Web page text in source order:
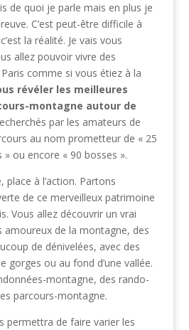
de quoi je parle mais en plus je
C’est peut-être difficile à
la réalité. Je vais vous
allez pouvoir vivre des
comme si vous étiez à la
révéler les meilleures
montagne autour de
par les amateurs de
au nom prometteur de « 25
» ou encore « 90 bosses ».
place à l’action. Partons
de ce merveilleux patrimoine
Vous allez découvrir un vrai
amoureux de la montagne, des
de dénivelées, avec des
gorges ou au fond d’une vallée.
montagne, des rando-
parcours-montagne.
permettra de faire varier les